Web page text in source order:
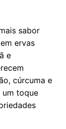
sabor
ervas
e
cúrcuma e
um toque